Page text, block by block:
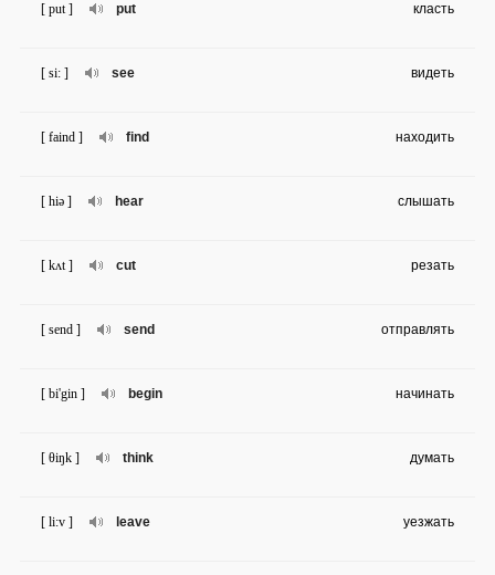
put
[ put ] класть
see
[ si: ] видеть
find
[ faind ] находить
hear
[ hiə ] слышать
cut
[ kʌt ] резать
send
[ send ] отправлять
begin
[ bi'gin ] начинать
think
[ θiŋk ] думать
leave
[ li:v ] уезжать